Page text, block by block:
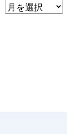
Archive